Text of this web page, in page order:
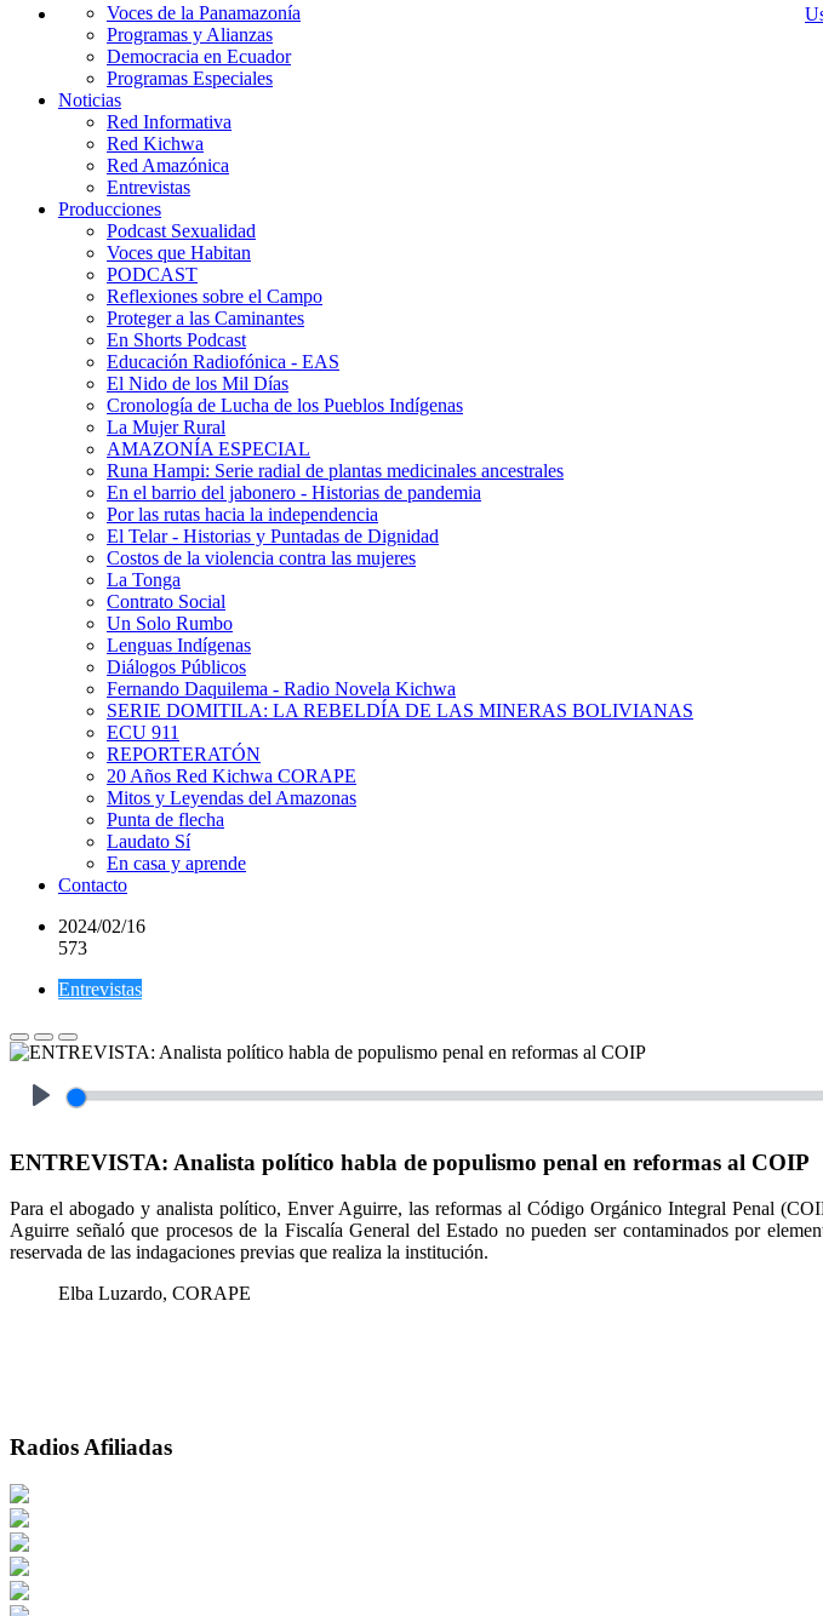
Voces de la Panamazonía
Programas y Alianzas
Democracia en Ecuador
Programas Especiales
Noticias
Red Informativa
Red Kichwa
Red Amazónica
Entrevistas
Producciones
Podcast Sexualidad
Voces que Habitan
PODCAST
Reflexiones sobre el Campo
Proteger a las Caminantes
En Shorts Podcast
Educación Radiofónica - EAS
El Nido de los Mil Días
Cronología de Lucha de los Pueblos Indígenas
La Mujer Rural
AMAZONÍA ESPECIAL
Runa Hampi: Serie radial de plantas medicinales ancestrales
En el barrio del jabonero - Historias de pandemia
Por las rutas hacia la independencia
El Telar - Historias y Puntadas de Dignidad
Costos de la violencia contra las mujeres
La Tonga
Contrato Social
Un Solo Rumbo
Lenguas Indígenas
Diálogos Públicos
Fernando Daquilema - Radio Novela Kichwa
SERIE DOMITILA: LA REBELDÍA DE LAS MINERAS BOLIVIANAS
ECU 911
REPORTERATÓN
20 Años Red Kichwa CORAPE
Mitos y Leyendas del Amazonas
Punta de flecha
Laudato Sí
En casa y aprende
Contacto
2024/02/16
573
Entrevistas
ENTREVISTA: Analista político habla de populismo penal en reformas al COIP
Para el abogado y analista político, Enver Aguirre, las reformas al Código Orgánico Integral Penal
Aguirre señaló que procesos de la Fiscalía General del Estado no pueden ser contaminados por
reservada de las indagaciones previas que realiza la institución.
Elba Luzardo, CORAPE
Radios Afiliadas